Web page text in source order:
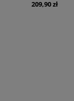
209,90 zł